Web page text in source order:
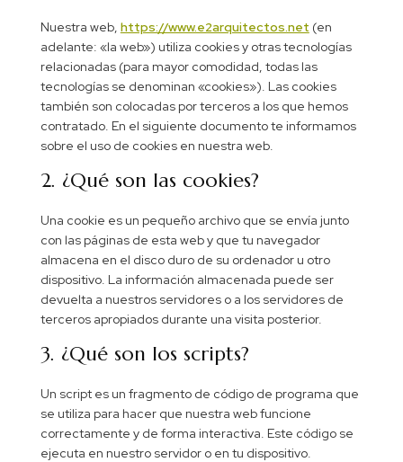
Nuestra web, https://www.e2arquitectos.net (en
adelante: «la web») utiliza cookies y otras tecnologías
relacionadas (para mayor comodidad, todas las
tecnologías se denominan «cookies»). Las cookies
también son colocadas por terceros a los que hemos
contratado. En el siguiente documento te informamos
sobre el uso de cookies en nuestra web.
2. ¿Qué son las cookies?
Una cookie es un pequeño archivo que se envía junto
con las páginas de esta web y que tu navegador
almacena en el disco duro de su ordenador u otro
dispositivo. La información almacenada puede ser
devuelta a nuestros servidores o a los servidores de
terceros apropiados durante una visita posterior.
3. ¿Qué son los scripts?
Un script es un fragmento de código de programa que
se utiliza para hacer que nuestra web funcione
correctamente y de forma interactiva. Este código se
ejecuta en nuestro servidor o en tu dispositivo.